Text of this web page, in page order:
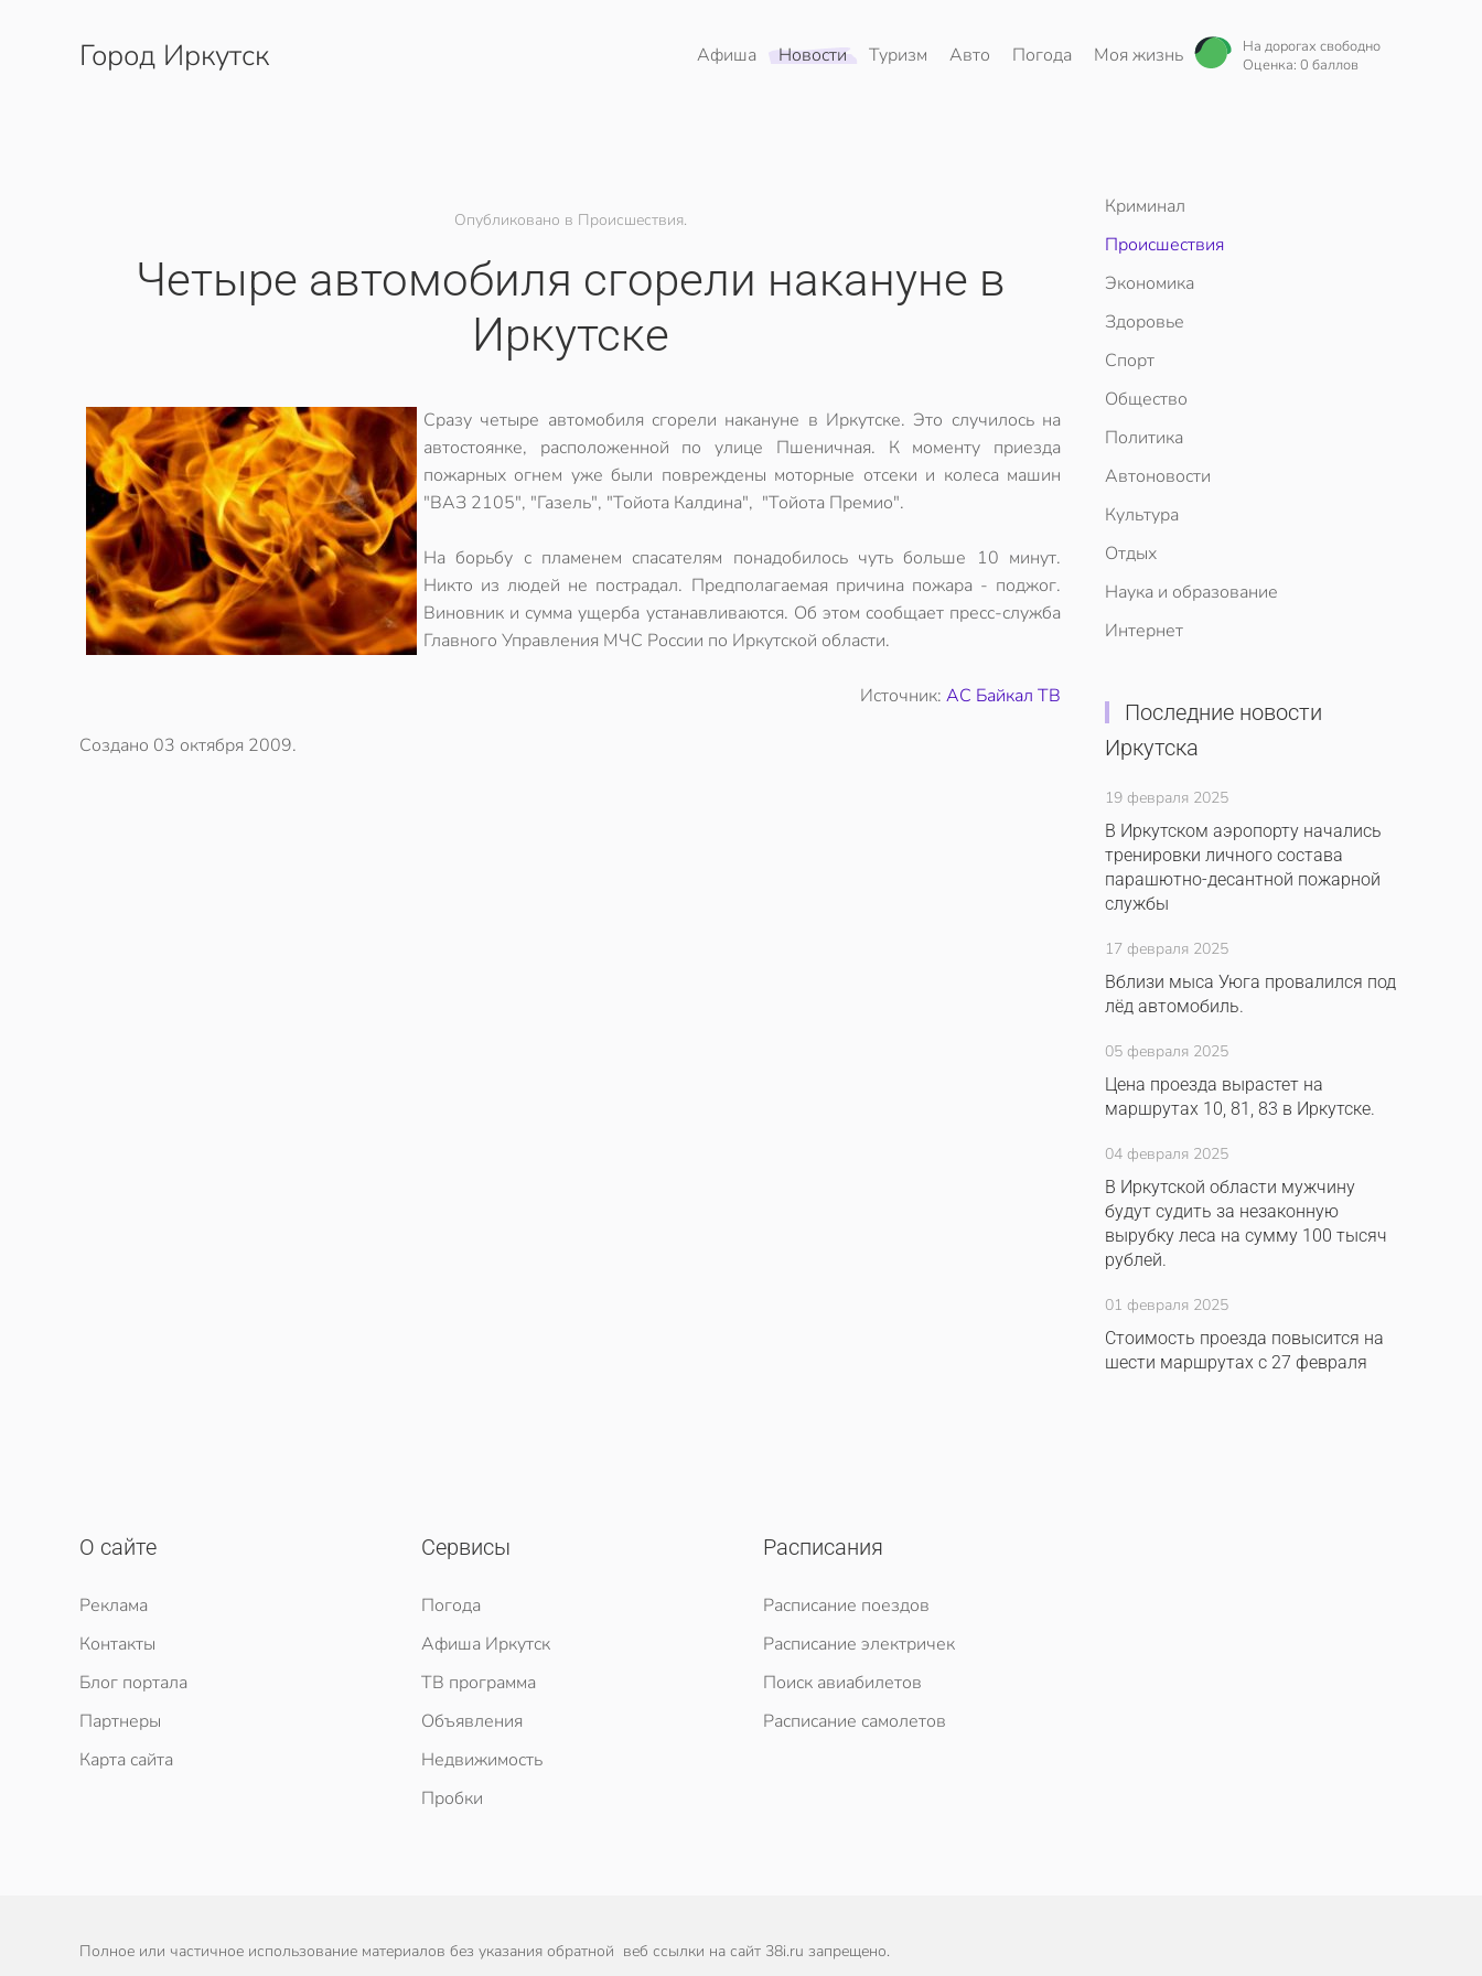
Перейти к содержимому
Город Иркутск Афиша Новости Туризм Авто Погода Моя жизнь
На дорогах свободно
Оценка: 0 баллов
Опубликовано в Происшествия.
Четыре автомобиля сгорели накануне в
Иркутске
Сразу четыре автомобиля сгорели накануне в Иркутске. Это случилось на
автостоянке, расположенной по улице Пшеничная. К моменту приезда
пожарных огнем уже были повреждены моторные отсеки и колеса машин
"ВАЗ 2105", "Газель", "Тойота Калдина", "Тойота Премио".
На борьбу с пламенем спасателям понадобилось чуть больше 10 минут.
Никто из людей не пострадал. Предполагаемая причина пожара - поджог.
Виновник и сумма ущерба устанавливаются. Об этом сообщает пресс-служба
Главного Управления МЧС России по Иркутской области.
Источник: АС Байкал ТВ
Создано 03 октября 2009.
Криминал
Происшествия
Экономика
Здоровье
Спорт
Общество
Политика
Автоновости
Культура
Отдых
Наука и образование
Интернет
Последние новости
Иркутска
19 февраля 2025
В Иркутском аэропорту начались
тренировки личного состава
парашютно-десантной пожарной
службы
17 февраля 2025
Вблизи мыса Уюга провалился под
лёд автомобиль.
05 февраля 2025
Цена проезда вырастет на
маршрутах 10, 81, 83 в Иркутске.
04 февраля 2025
В Иркутской области мужчину
будут судить за незаконную
вырубку леса на сумму 100 тысяч
рублей.
01 февраля 2025
Стоимость проезда повысится на
шести маршрутах с 27 февраля
О сайте
Реклама
Контакты
Блог портала
Партнеры
Карта сайта
Сервисы
Погода
Афиша Иркутск
ТВ программа
Объявления
Недвижимость
Пробки
Расписания
Расписание поездов
Расписание электричек
Поиск авиабилетов
Расписание самолетов
Полное или частичное использование материалов без указания обратной веб ссылки на сайт 38i.ru запрещено.